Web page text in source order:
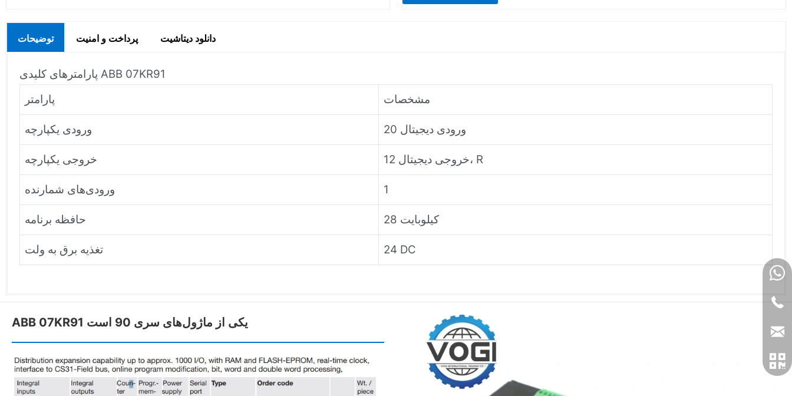
توضیحات پرداخت و امنیت دانلود دیتاشیت
پارامترهای کلیدی ABB 07KR91
پارامتر
مشخصات
ورودی یکپارچه 20 ورودی دیجیتال
خروجی یکپارچه 12 خروجی دیجیتال، R
ورودی‌های شمارنده 1
حافظه برنامه 28 کیلوبایت
تغذیه برق به ولت 24 DC
ABB 07KR91 یکی از ماژول‌های سری 90 است